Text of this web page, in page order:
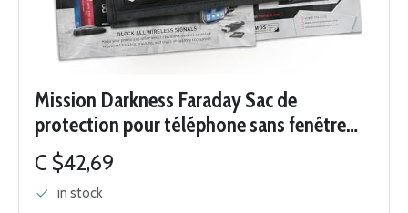
Mission Darkness Faraday Sac de
protection pour téléphone sans fenêtre
pour application de la loi, militaire,
protection de la vie privée des cadres et
des...
C $42,69
in stock